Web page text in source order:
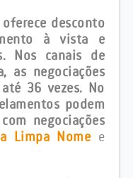
oferece desconto
à vista e
Nos canais de
as negociações
36 vezes. No
podem
negociações
Limpa Nomee